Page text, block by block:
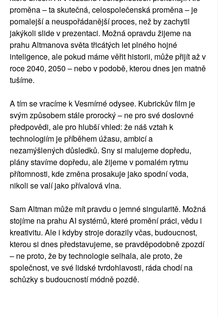
proměna – ta skutečná, celospolečenská proměna – je
pomalejší a neuspořádanější proces, než by zachytil
jakýkoli slide v prezentaci. Možná opravdu žijeme na
prahu Altmanova světa třicátých let plného hojné
inteligence, ale pokud máme věřit historii, může přijít až v
roce 2040, 2050 – nebo v podobě, kterou dnes jen matně
tušíme.
A tím se vracíme k Vesmírné odysee. Kubrickův film je
svým způsobem stále prorocký – ne pro své doslovné
předpovědi, ale pro hlubší vhled: že náš vztah k
technologiím je příběhem úžasu, ambicí a
nezamýšlených důsledků. Sny si malujeme dopředu,
plány stavíme dopředu, ale žijeme v pomalém rytmu
přítomnosti, kde změna prosakuje jako spodní voda,
nikoli se valí jako přívalová vlna.
Sam Altman může mít pravdu o jemné singularitě. Možná
stojíme na prahu AI systémů, které promění práci, vědu i
kreativitu. Ale i kdyby stroje dorazily včas, budoucnost,
kterou si dnes představujeme, se pravděpodobně zpozdí
– ne proto, že by technologie selhala, ale proto, že
společnost, ve své lidské tvrdohlavosti, ráda chodí na
schůzky s budoucností módně pozdě.